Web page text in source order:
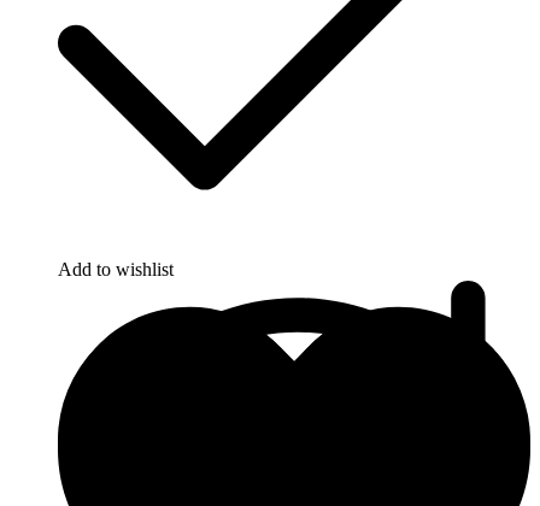
Add to wishlist